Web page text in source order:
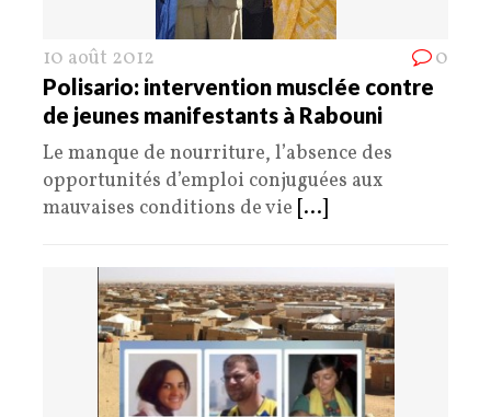
10 août 2012 0
Polisario: intervention musclée contre
de jeunes manifestants à Rabouni
Le manque de nourriture, l’absence des
opportunités d’emploi conjuguées aux
mauvaises conditions de vie [...]